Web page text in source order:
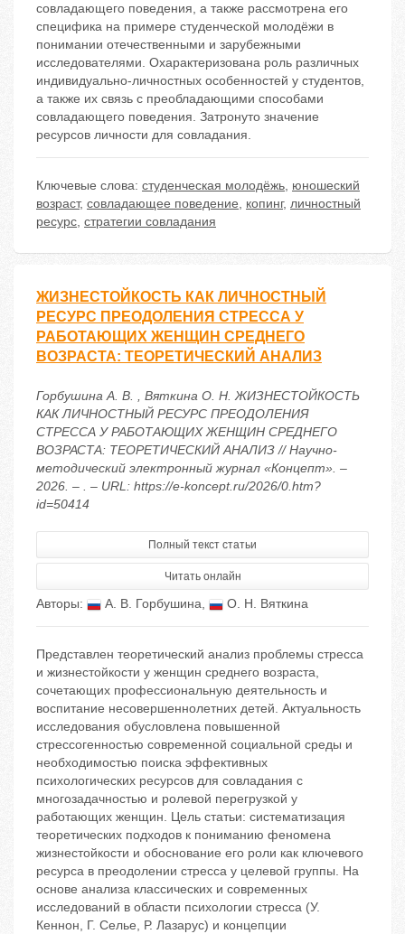
совладающего поведения, а также рассмотрена его
специфика на примере студенческой молодёжи в
понимании отечественными и зарубежными
исследователями. Охарактеризована роль различных
индивидуально-личностных особенностей у студентов,
а также их связь с преобладающими способами
совладающего поведения. Затронуто значение
ресурсов личности для совладания.
Ключевые слова: студенческая молодёжь, юношеский
возраст, совладающее поведение, копинг, личностный
ресурс, стратегии совладания
ЖИЗНЕСТОЙКОСТЬ КАК ЛИЧНОСТНЫЙ
РЕСУРС ПРЕОДОЛЕНИЯ СТРЕССА У
РАБОТАЮЩИХ ЖЕНЩИН СРЕДНЕГО
ВОЗРАСТА: ТЕОРЕТИЧЕСКИЙ АНАЛИЗ
Горбушина А. В. , Вяткина О. Н. ЖИЗНЕСТОЙКОСТЬ
КАК ЛИЧНОСТНЫЙ РЕСУРС ПРЕОДОЛЕНИЯ
СТРЕССА У РАБОТАЮЩИХ ЖЕНЩИН СРЕДНЕГО
ВОЗРАСТА: ТЕОРЕТИЧЕСКИЙ АНАЛИЗ // Научно-
методический электронный журнал «Концепт». –
2026. – . – URL: https://e-koncept.ru/2026/0.htm?
id=50414
Полный текст статьи
Читать онлайн
Авторы: А. В. Горбушина, О. Н. Вяткина
Представлен теоретический анализ проблемы стресса
и жизнестойкости у женщин среднего возраста,
сочетающих профессиональную деятельность и
воспитание несовершеннолетних детей. Актуальность
исследования обусловлена повышенной
стрессогенностью современной социальной среды и
необходимостью поиска эффективных
психологических ресурсов для совладания с
многозадачностью и ролевой перегрузкой у
работающих женщин. Цель статьи: систематизация
теоретических подходов к пониманию феномена
жизнестойкости и обоснование его роли как ключевого
ресурса в преодолении стресса у целевой группы. На
основе анализа классических и современных
исследований в области психологии стресса (У.
Кеннон, Г. Селье, Р. Лазарус) и концепции